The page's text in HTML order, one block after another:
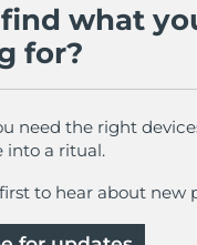
what
for?
need the right
into a ritual.
to hear about new